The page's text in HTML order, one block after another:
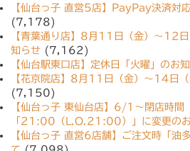
【仙台っ子 直営5店】PayPay決済対
(7,178)
【青葉通り店】8月11日（金）〜12
知らせ (7,162)
【仙台駅東口店】定休日「火曜」のお
【花京院店】8月11日（金）〜14日
(7,150)
【仙台っ子 東仙台店】6/1〜閉店時間
「21:00（L.O.21:00）」に変更の
【仙台っ子 直営6店舗】ご注文時「油